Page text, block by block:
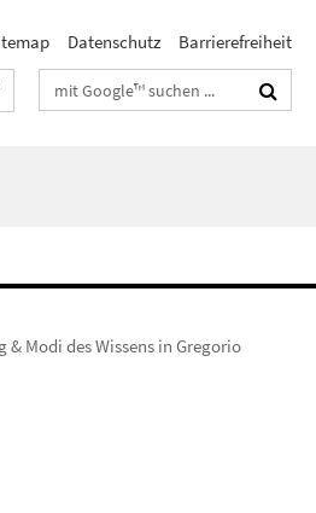
Datenschutz Barrierefreiheit
Suchbegriffe
Modi des Wissens in Gregorio